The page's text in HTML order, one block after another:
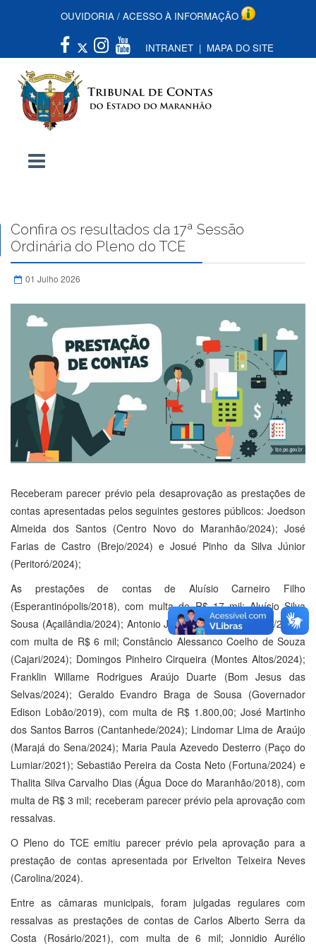
OUVIDORIA / ACESSO À INFORMAÇÃO
INTRANET | MAPA DO SITE
Confira os resultados da 17ª Sessão
Ordinária do Pleno do TCE
01 Julho 2026
Receberam parecer prévio pela desaprovação as prestações de
contas apresentadas pelos seguintes gestores públicos: Joedson
Almeida dos Santos (Centro Novo do Maranhão/2024); José
Farias de Castro (Brejo/2024) e Josué Pinho da Silva Júnior
(Peritoró/2024);
As prestações de contas de Aluísio Carneiro Filho
(Esperantinópolis/2018), com multa de R$ 17 mil; Aluísio Silva
Sousa (Açailândia/2024); Antonio José Martins (Bequimão/2019),
com multa de R$ 6 mil; Constâncio Alessanco Coelho de Souza
(Cajari/2024); Domingos Pinheiro Cirqueira (Montes Altos/2024);
Franklin Willame Rodrigues Araújo Duarte (Bom Jesus das
Selvas/2024); Geraldo Evandro Braga de Sousa (Governador
Edison Lobão/2019), com multa de R$ 1.800,00; José Martinho
dos Santos Barros (Cantanhede/2024); Lindomar Lima de Araújo
(Marajá do Sena/2024); Maria Paula Azevedo Desterro (Paço do
Lumiar/2021); Sebastião Pereira da Costa Neto (Fortuna/2024) e
Thalita Silva Carvalho Dias (Água Doce do Maranhão/2018), com
multa de R$ 3 mil; receberam parecer prévio pela aprovação com
ressalvas.
O Pleno do TCE emitiu parecer prévio pela aprovação para a
prestação de contas apresentada por Erivelton Teixeira Neves
(Carolina/2024).
Entre as câmaras municipais, foram julgadas regulares com
ressalvas as prestações de contas de Carlos Alberto Serra da
Costa (Rosário/2021), com multa de 6 mil; Jonnidio Aurélio